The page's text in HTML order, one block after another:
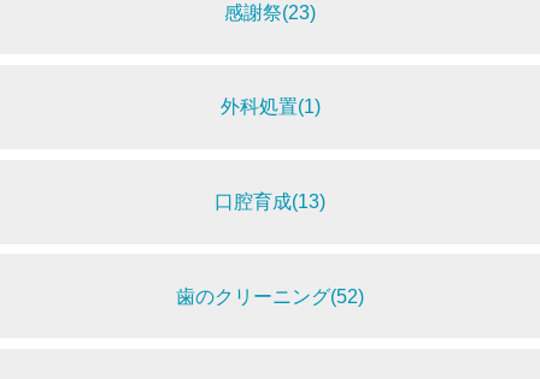
感謝祭(23)
外科処置(1)
口腔育成(13)
歯のクリーニング(52)